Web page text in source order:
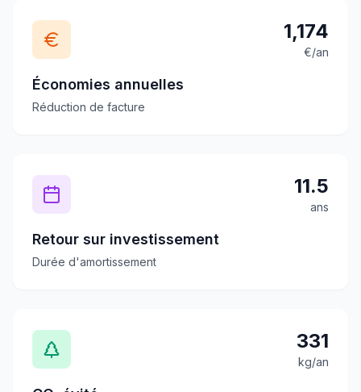
1,174
€/an
Économies annuelles
Réduction de facture
11.5
ans
Retour sur investissement
Durée d'amortissement
331
kg/an